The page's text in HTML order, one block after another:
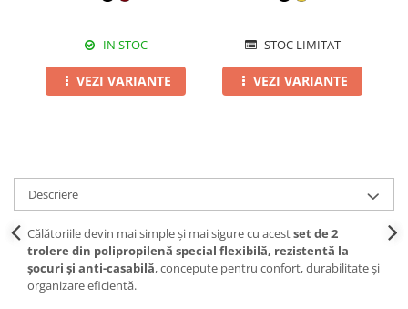
IN STOC
VEZI VARIANTE
STOC LIMITAT
VEZI VARIANTE
Descriere
Călătoriile devin mai simple și mai sigure cu acestset de 2
trolere din polipropilenă special flexibilă, rezistentă la
șocuri și anti-casabilă, concepute pentru confort, durabilitate și
organizare eficientă.